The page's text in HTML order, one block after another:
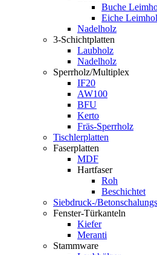
Buche
Eiche
Nadelholz
3-Schichtplatten
Laubholz
Nadelholz
Sperrholz/Multiplex
IF20
AW100
BFU
Kerto
Fräs-Sperrholz
Tischlerplatten
Faserplatten
MDF
Hartfaser
Roh
Beschichtet
Siebdruck-/
Fenster-Türkanteln
Kiefer
Meranti
Stammware